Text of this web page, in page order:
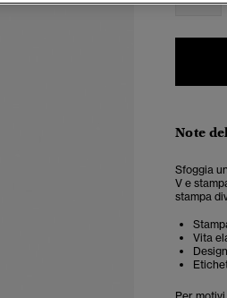
Note
Sfoggia
V e
stampa
Vita